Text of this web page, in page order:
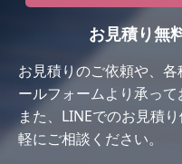
お見積り無
お⾒積りのご依頼や、
ールフォームより承って
また、LINEでのお見積
軽にご相談ください。